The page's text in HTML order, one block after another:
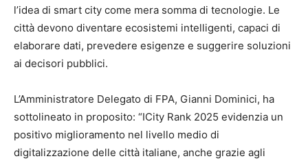
l’idea di smart city come mera somma di tecnologie. Le
città devono diventare ecosistemi intelligenti, capaci di
elaborare dati, prevedere esigenze e suggerire soluzioni
ai decisori pubblici.
L’Amministratore Delegato di FPA, Gianni Dominici, ha
sottolineato in proposito: “ICity Rank 2025 evidenzia un
positivo miglioramento nel livello medio di
digitalizzazione delle città italiane, anche grazie agli